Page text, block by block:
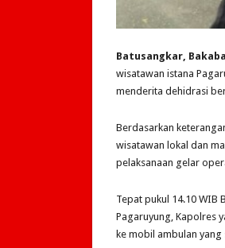
Batusangkar, Bakaba
wisatawan istana
menderita dehidrasi
Berdasarkan
wisatawan lokal dan
pelaksanaan gelar
Tepat pukul 14.10 WIB
Pagaruyung, Kapolres
ke mobil ambulan